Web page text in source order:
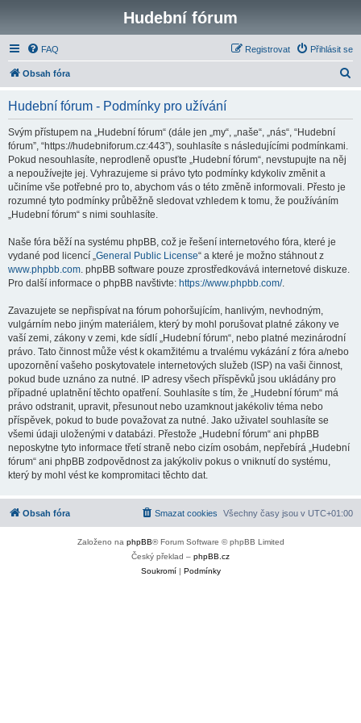
Hudební fórum
FAQ Přihlásit se
Registrovat
Obsah fóra
Hudební fórum - Podmínky pro užívání
Svým přístupem na „Hudební fórum“ (dále jen „my“, „naše“, „nás“, “Hudební
fórum”, “https://hudebniforum.cz:443”), souhlasíte s následujícími podmínkami.
Pokud nesouhlasíte, neprodleně opusťte „Hudební fórum“, nevstupujte na něj
a nepoužívejte jej. Vyhrazujeme si právo tyto podmínky kdykoliv změnit a
učiníme vše potřebné pro to, abychom vás o této změně informovali. Přesto je
rozumné tyto podmínky průběžně sledovat vzhledem k tomu, že používáním
„Hudební fórum“ s nimi souhlasíte.
Naše fóra běží na systému phpBB, což je řešení internetového fóra, které je
vydané pod licencí „General Public License“ a které je možno stáhnout z
www.phpbb.com. phpBB software pouze zprostředkovává internetové diskuze.
Pro další informace o phpBB navštivte: https://www.phpbb.com/.
Zavazujete se nepřispívat na fórum pohoršujícím, hanlivým, nevhodným,
vulgárním nebo jiným materiálem, který by mohl porušovat platné zákony ve
vaší zemi, zákony v zemi, kde sídlí „Hudební fórum“, nebo platné mezinárodní
právo. Tato činnost může vést k okamžitému a trvalému vykázání z fóra a/nebo
upozornění vašeho poskytovatele internetových služeb (ISP) na vaši činnost,
pokud bude uznáno za nutné. IP adresy všech příspěvků jsou ukládány pro
případné uplatnění těchto opatření. Souhlasíte s tím, že „Hudební fórum“ má
právo odstranit, upravit, přesunout nebo uzamknout jakékoliv téma nebo
příspěvek, pokud to bude považovat za nutné. Jako uživatel souhlasíte se
všemi údaji uloženými v databázi. Přestože „Hudební fórum“ ani phpBB
neposkytne tyto informace třetí straně nebo cizím osobám, nepřebírá „Hudební
fórum“ ani phpBB zodpovědnost za jakýkoliv pokus o vniknutí do systému,
který by mohl vést ke kompromitaci těchto dat.
Obsah fóra Všechny časy jsou v UTC+01:00
Smazat cookies
Založeno na phpBB® Forum Software © phpBB Limited
Český překlad – phpBB.cz
Soukromí| Podmínky